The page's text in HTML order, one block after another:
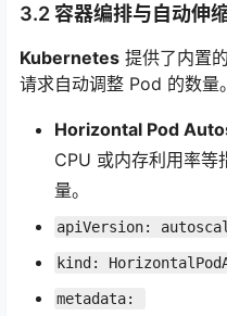
3.2 容器编排与自动伸
Kubernetes 提供了内置
请求自动调整 Pod 的数量。
Horizontal Pod
CPU 或内存利用率
量。
apiVersion:
kind:
metadata: